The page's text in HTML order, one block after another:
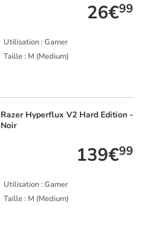
26€99
Utilisation : Gamer
Taille : M (Medium)
Razer Hyperflux V2 Hard Edition -
Noir
139€99
Utilisation : Gamer
Taille : M (Medium)